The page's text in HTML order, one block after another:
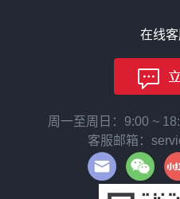
在线
周一至周日：9:00 ~
客服邮箱：